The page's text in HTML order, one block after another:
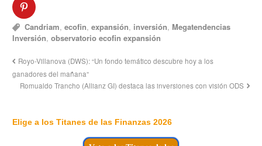
Candriam,ecofin,expansión, inversión, Megatendencias
Inversión,observatorio ecofin expansión
Royo-Villanova (DWS): “Un fondo temático descubre hoy a los
ganadores del mañana”
Romualdo Trancho (Allianz GI) destaca las inversiones con visión ODS
Elige a los Titanes de las Finanzas 2026